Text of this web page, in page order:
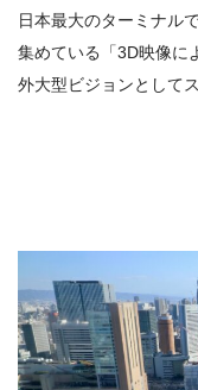
日本最大のターミナル
集めている「3D映像に
外大型ビジョンとして